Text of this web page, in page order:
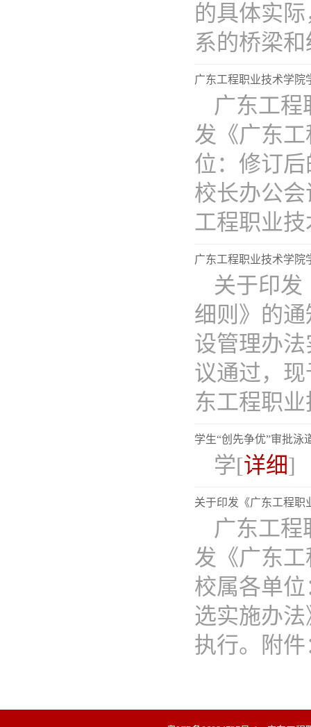
的具体实
系的桥梁
广东工程职业技术学院
广东工程
发《广东
位：修订
校长办公
工程职业
广东工程职业技术学院
关于印发
细则》的
设管理办
议通过，
东工程职
学生“创先争优”审批泳
学[详细]
关于印发《广东工程职
广东工程
发《广东
校属各单
选实施办
执行。附